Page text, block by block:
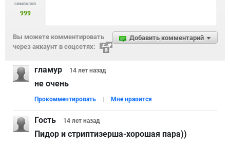
символов
999
Добавить комментарий
Вы можете комментировать
через аккаунт в соцсетях:
гламур 14 лет назад
не очень
Прокомментировать Мне нравится
Гость 14 лет назад
Пидор и стриптизерша-хорошая пара))